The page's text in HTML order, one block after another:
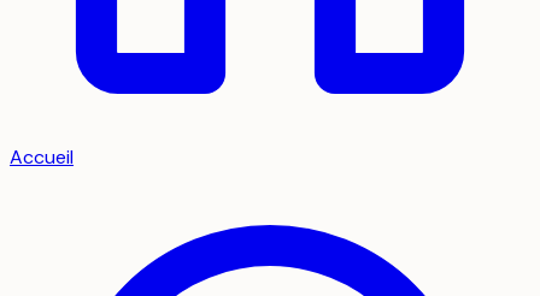
Accueil